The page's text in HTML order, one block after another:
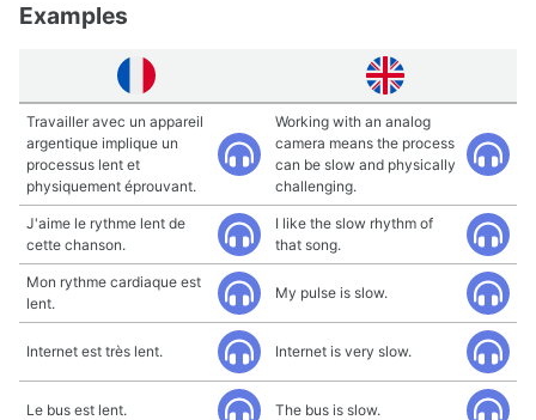
Examples
Travailler avec un appareil
argentique implique un
processus lent et
physiquement éprouvant.
Working with an analog
camera means the process
can be slow and physically
challenging.
J'aime le rythme lent de
cette chanson.
I like the slow rhythm of
that song.
Mon rythme cardiaque est
lent.
My pulse is slow.
Internet est très lent. Internet is very slow.
Le bus est lent. The bus is slow.